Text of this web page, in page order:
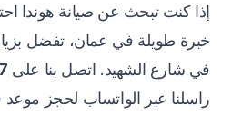
إذا كنت تبحث عن صيانة هوندا
خبرة طويلة في عمان، تفضل
في شارع الشهيد. اتصل بنا على
راسلنا عبر الواتساب لحجز